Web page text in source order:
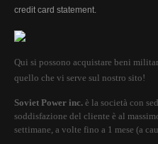
credit card statement.
Qui si possono acquistare beni
quello che vi serve sul nostro sito!
Soviet Power inc. è la società con
soddisfazione del cliente è al
settimane, a volte fino a 1 mese (a